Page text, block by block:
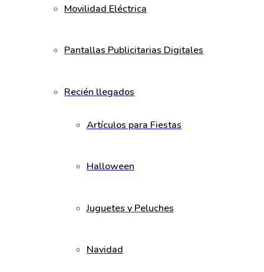
Movilidad Eléctrica
Pantallas Publicitarias Digitales
Recién llegados
Artículos para Fiestas
Halloween
Juguetes y Peluches
Navidad